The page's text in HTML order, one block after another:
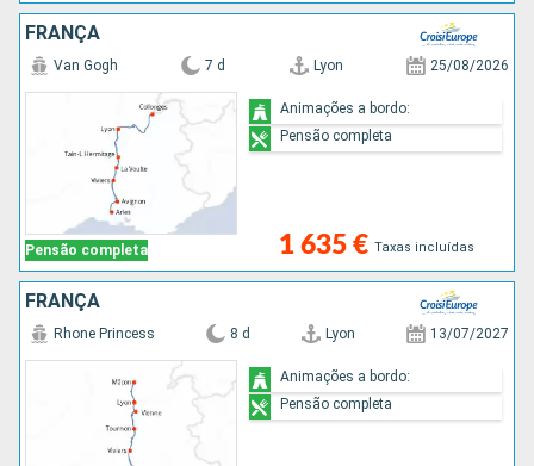
FRANÇA
Pensão completa
Van Gogh 7 d Lyon 25/08/2026
1 635 € Taxas incluídas
Animações a bordo:
Pensão completa
FRANÇA
Rhone Princess 8 d Lyon 13/07/2027
Animações a bordo:
Pensão completa